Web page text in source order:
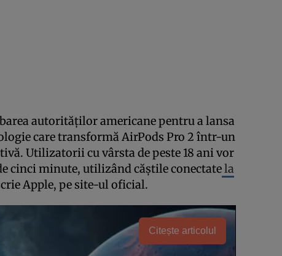
autorităților americane pentru a lansa
care transformă AirPods Pro 2 într-un
Utilizatorii cu vârsta de peste 18 ani vor
cinci minute, utilizând căștile conectatela
Apple, pe site-ul oficial.
Citește articolul